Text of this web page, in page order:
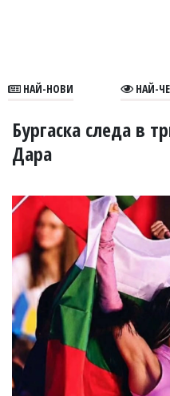
В
УКРАЙНА
СПОРТ
РАЗСЛЕДВАНЕ
БИЗНЕС
ЮГ
Управители:
Веселин
Василев,
email:
v.vasilev@flagman.bg
Катя
Касабова,
еmail:
k.kassabova@flagman.bg
НАЙ-НОВИ НАЙ-
Бургаска следа в
Дара